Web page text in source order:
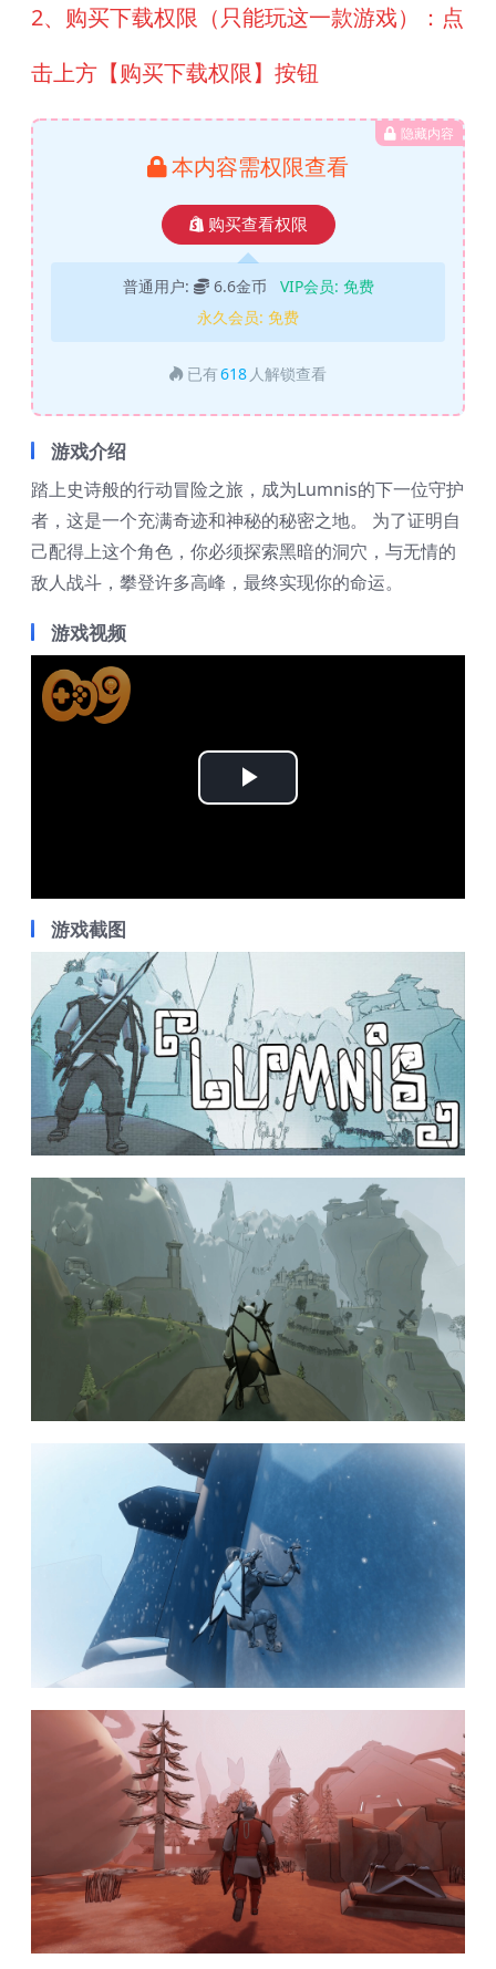
2、购买下载权限（只能玩这一款游戏）：点
击上方【购买下载权限】按钮
隐藏内容
本内容需权限查看
购买查看权限
普通用户: 6.6金币 VIP会员: 免费
永久会员: 免费
已有618 人解锁查看
游戏介绍
踏上史诗般的行动冒险之旅，成为Lumnis的下一位守护
者，这是一个充满奇迹和神秘的秘密之地。 为了证明自
己配得上这个角色，你必须探索黑暗的洞穴，与无情的
敌人战斗，攀登许多高峰，最终实现你的命运。
游戏视频
Play
游戏截图